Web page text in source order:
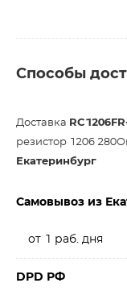
Способы
Доставка
резистор 1206
Екатеринбург
Самовывоз из
от 1 раб. дня
DPD РФ